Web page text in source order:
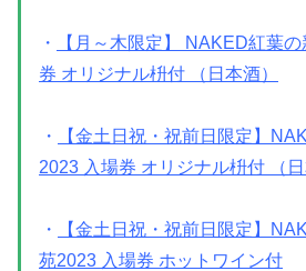
・
【月～木限定】 NAKED紅葉
券 オリジナル枡付 （日本酒）
・
【金土日祝・祝前日限定】
2023 入場券 オリジナル枡付 （日
・
【金土日祝・祝前日限定】
苑2023 入場券 ホットワイン付